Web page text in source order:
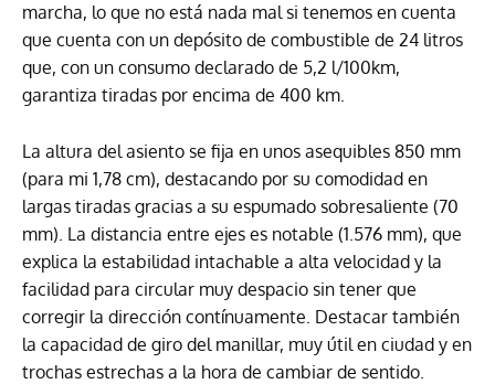
marcha, lo que no está nada mal si tenemos en cuenta
que cuenta con un depósito de combustible de 24 litros
que, con un consumo declarado de 5,2 l/100km,
garantiza tiradas por encima de 400 km.
La altura del asiento se fija en unos asequibles 850 mm
(para mi 1,78 cm), destacando por su comodidad en
largas tiradas gracias a su espumado sobresaliente (70
mm). La distancia entre ejes es notable (1.576 mm), que
explica la estabilidad intachable a alta velocidad y la
facilidad para circular muy despacio sin tener que
corregir la dirección contínuamente. Destacar también
la capacidad de giro del manillar, muy útil en ciudad y en
trochas estrechas a la hora de cambiar de sentido.